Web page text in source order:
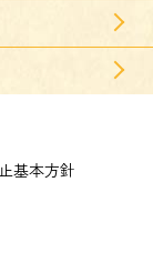
基本方針